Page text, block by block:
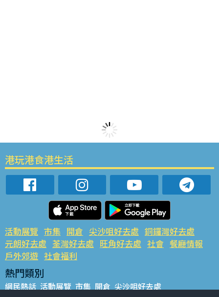
港玩港食港生活
活動展覽 市集 開倉 尖沙咀好去處 銅鑼灣好去處
元朗好去處 荃灣好去處 旺角好去處 社會 餐廳情報
戶外郊遊 社會福利
熱門類別
網民熱話 活動展覽 市集 開倉 尖沙咀好去處